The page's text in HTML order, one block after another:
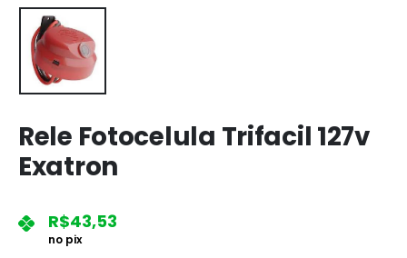
Rele Fotocelula Trifacil 127v
Exatron
R$43,53
no pix